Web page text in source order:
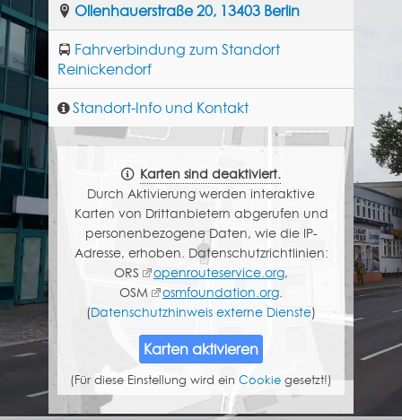
Ollenhauerstraße 20, 13403 Berlin
Fahrverbindung zum Standort
Reinickendorf
Standort-Info und Kontakt
Karten sind deaktiviert.
Durch Aktivierung werden interaktive
Karten von Drittanbietern abgerufen und
personenbezogene Daten, wie die IP-
Adresse, erhoben. Datenschutzrichtlinien:
ORS
openrouteservice.org,
OSM
osmfoundation.org.
(Datenschutzhinweis externe Dienste)
Karten aktivieren
(Für diese Einstellung wird ein Cookie gesetzt!)